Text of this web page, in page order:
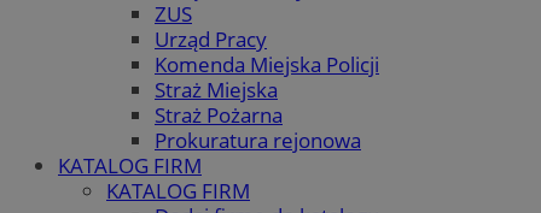
ZUS
Urząd Pracy
Komenda Miejska Policji
Straż Miejska
Straż Pożarna
Prokuratura rejonowa
KATALOG FIRM
KATALOG FIRM